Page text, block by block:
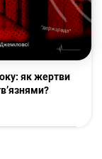
як жертви